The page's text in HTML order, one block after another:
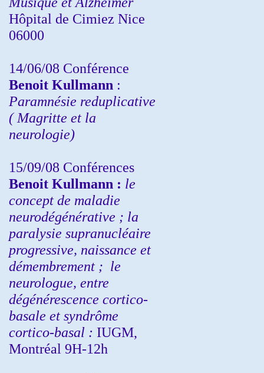
Hôpital de Cimiez Nice
06000
14/06/08 Conférence
Benoit Kullmann :
Paramnésie reduplicative
( Magritte et la
neurologie)
15/09/08 Conférences
Benoit Kullmann : le
concept de maladie
neurodégénérative ; la
paralysie supranucléaire
progressive, naissance et
démembrement ; le
neurologue, entre
dégénérescence cortico-
basale et syndrôme
cortico-basal : IUGM,
Montréal 9H-12h